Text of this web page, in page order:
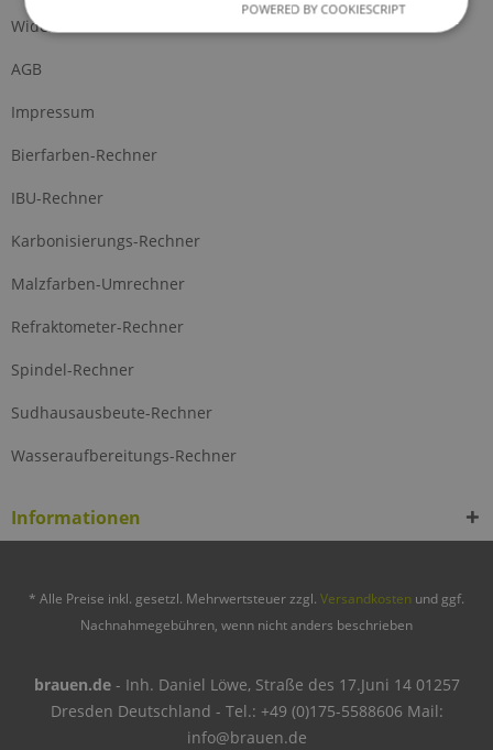
Widerrufsformular
AGB
Impressum
Bierfarben-Rechner
IBU-Rechner
Karbonisierungs-Rechner
Malzfarben-Umrechner
Refraktometer-Rechner
Spindel-Rechner
Sudhausausbeute-Rechner
Wasseraufbereitungs-Rechner
Informationen
* Alle Preise inkl. gesetzl. Mehrwertsteuer zzgl. Versandkosten und ggf.
Nachnahmegebühren, wenn nicht anders beschrieben
brauen.de- Inh. Daniel Löwe, Straße des 17.Juni 14 01257
Dresden Deutschland - Tel.: +49 (0)175-5588606 Mail:
info@brauen.de
POWERED BY COOKIESCRIPT